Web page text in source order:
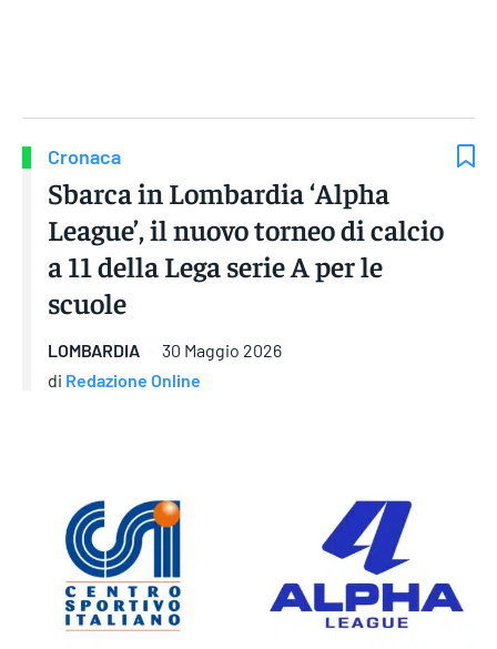
Cronaca
Sbarca in Lombardia ‘Alpha
League’, il nuovo torneo di calcio
a 11 della Lega serie A per le
scuole
LOMBARDIA
30 Maggio 2026
di Redazione Online